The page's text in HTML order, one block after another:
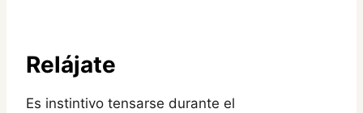
Relájate
Es instintivo tensarse durante el